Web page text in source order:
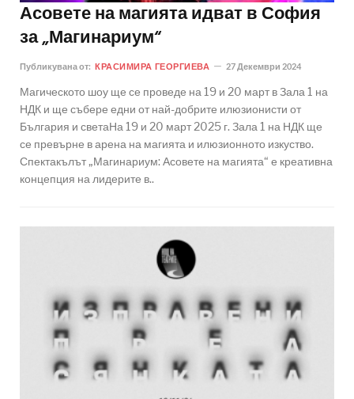
Асовете на магията идват в София
за „Магинариум“
Публикувана от: КРАСИМИРА ГЕОРГИЕВА 27 Декември 2024
Магическото шоу ще се проведе на 19 и 20 март в Зала 1 на
НДК и ще събере едни от най-добрите илюзионисти от
България и светаНа 19 и 20 март 2025 г. Зала 1 на НДК ще
се превърне в арена на магията и илюзионното изкуство.
Спектакълът „Магинариум: Асовете на магията“ е креативна
концепция на лидерите в..